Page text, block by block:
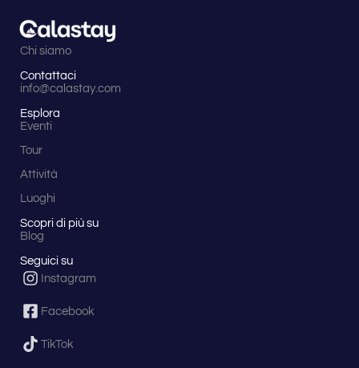
Chi siamo
Contattaci
info@calastay.com
Esplora
Eventi
Tour
Attività
Luoghi
Scopri di più su
Blog
Seguici su
Instagram
Facebook
TikTok